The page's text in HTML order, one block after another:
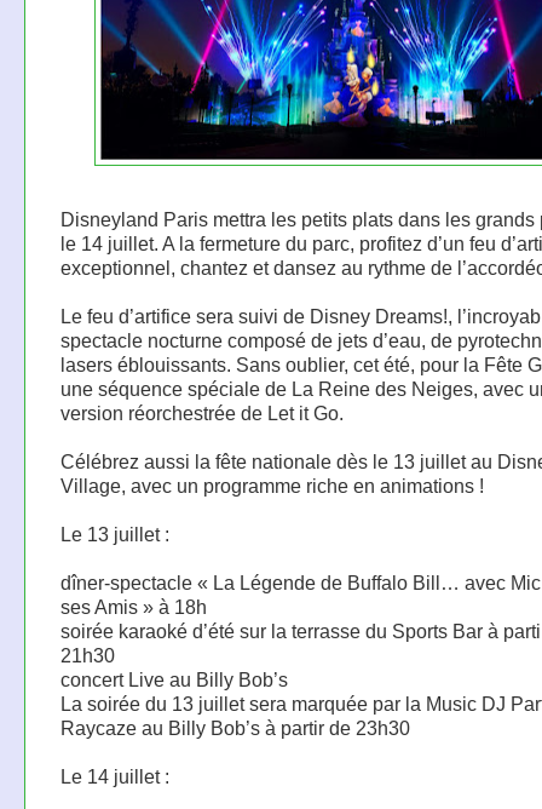
Disneyland Paris mettra les petits plats dans les grands
le 14 juillet. A la fermeture du parc, profitez d’un feu
exceptionnel, chantez et dansez au rythme de
Le feu d’artifice sera suivi de Disney Dreams!,
spectacle nocturne composé de jets d’eau, de
lasers éblouissants. Sans oublier, cet été, pour la Fête
une séquence spéciale de La Reine des Neiges, avec
version réorchestrée de Let it Go.
Célébrez aussi la fête nationale dès le 13 juillet au
Village, avec un programme riche en animations !
Le 13 juillet :
dîner-spectacle « La Légende de Buffalo Bill… avec
ses Amis » à 18h
soirée karaoké d’été sur la terrasse du Sports Bar à
21h30
concert Live au Billy Bob’s
La soirée du 13 juillet sera marquée par la Music DJ
Raycaze au Billy Bob’s à partir de 23h30
Le 14 juillet :